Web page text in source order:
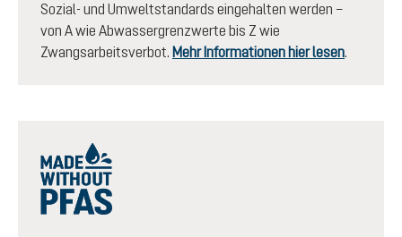
Sozial- und Umweltstandards eingehalten werden –
von A wie Abwassergrenzwerte bis Z wie
Zwangsarbeitsverbot. Mehr Informationen hier lesen.